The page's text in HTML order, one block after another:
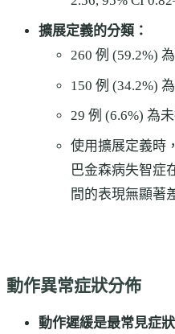
擴展定義的分類：
260 例 (59.2%)
150 例 (34.2%)
29 例 (6.6%) 為
使用擴展定義時
巴金森病失智症
間的表現無顯著
動作異常症狀分佈
動作遲緩是最常見症狀